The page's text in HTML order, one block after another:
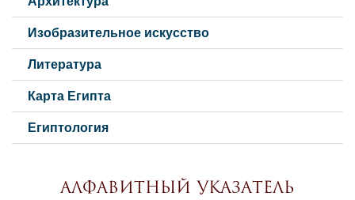
Изобразительное искусство
Литература
Карта Египта
Египтология
Алфавитный указатель